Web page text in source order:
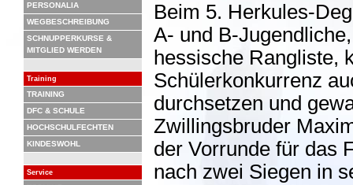
PERSONALIA
WEGBESCHREIBUNG
SCHNUPPERKURSE &
MITGLIED WERDEN
Training
TRAINING
DFC & SCHULE
HOCHSCHULFECHTEN
KINDESWOHL
Service
Beim 5. Herkules-
A- und B-
hessische Rangliste,
Schülerkonkurrenz
durchsetzen und
Zwillingsbruder
der Vorrunde für das
nach zwei Siegen in